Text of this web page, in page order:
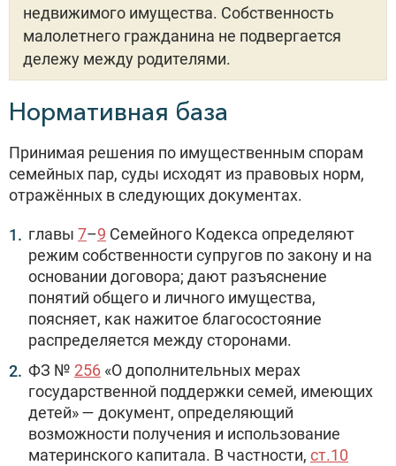
недвижимого имущества. Собственность
малолетнего гражданина не подвергается
дележу между родителями.
Нормативная база
Принимая решения по имущественным спорам
семейных пар, суды исходят из правовых норм,
отражённых в следующих документах.
главы 7–9 Семейного Кодекса определяют
режим собственности супругов по закону и на
основании договора; дают разъяснение
понятий общего и личного имущества,
поясняет, как нажитое благосостояние
распределяется между сторонами.
ФЗ № 256 «О дополнительных мерах
государственной поддержки семей, имеющих
детей» — документ, определяющий
возможности получения и использование
материнского капитала. В частности, ст.10